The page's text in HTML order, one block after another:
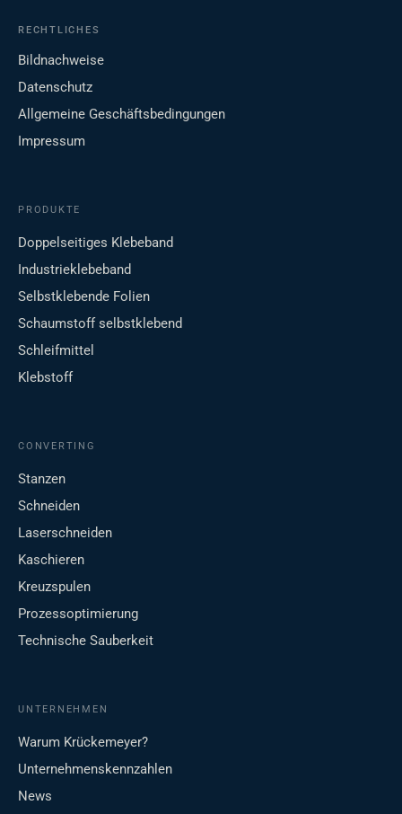
RECHTLICHES
Bildnachweise
Datenschutz
Allgemeine Geschäftsbedingungen
Impressum
PRODUKTE
Doppelseitiges Klebeband
Industrieklebeband
Selbstklebende Folien
Schaumstoff selbstklebend
Schleifmittel
Klebstoff
CONVERTING
Stanzen
Schneiden
Laserschneiden
Kaschieren
Kreuzspulen
Prozessoptimierung
Technische Sauberkeit
UNTERNEHMEN
Warum Krückemeyer?
Unternehmenskennzahlen
News